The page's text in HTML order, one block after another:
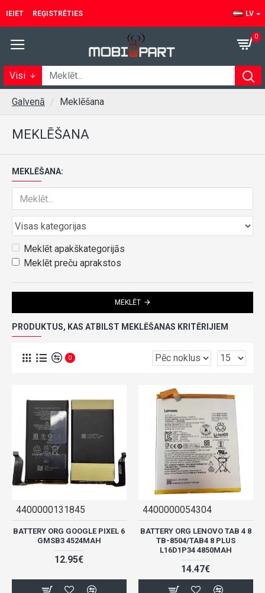
IEIET REĢISTRĒTIES LV
0
Visi
Galvenā Meklēšana
MEKLĒŠANA
MEKLĒŠANA:
Meklēt apakškategorijās
Meklēt preču aprakstos
MEKLĒT
PRODUKTUS, KAS ATBILST MEKLĒŠANAS KRITĒRIJIEM
0
4400000131845
BATTERY ORG GOOGLE PIXEL 6
GMSB3 4524MAH
12.95€
4400000054304
BATTERY ORG LENOVO TAB 4 8
TB-8504/TAB4 8 PLUS
L16D1P34 4850MAH
14.47€